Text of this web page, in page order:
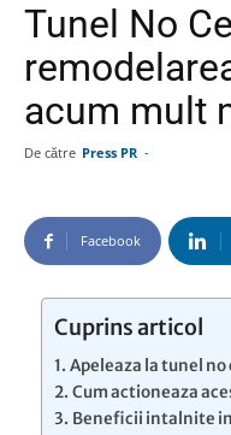
Tunel No
acum mult
De către Press PR -
Facebook
Cuprins articol
Apeleaza la tunel
Cum actioneaza
Beneficii intalnite